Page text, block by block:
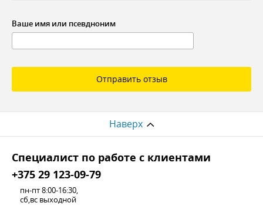
Ваше имя или псевдноним
Отправить отзыв
Наверх
Cпециалист по работе с клиентами
+375 29 123-09-79
пн-пт 8:00-16:30,
сб,вс выходной